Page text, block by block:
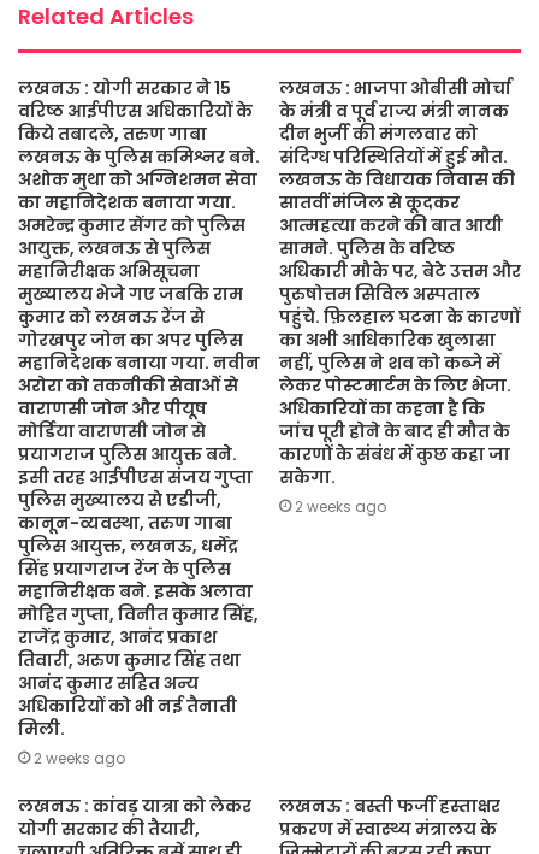
Related Articles
लखनऊ : योगी सरकार ने 15
वरिष्ठ आईपीएस अधिकारियों के
किये तबादले, तरुण गाबा
लखनऊ के पुलिस कमिश्नर बने.
अशोक मुथा को अग्निशमन सेवा
का महानिदेशक बनाया गया.
अमरेन्द्र कुमार सेंगर को पुलिस
आयुक्त, लखनऊ से पुलिस
महानिरीक्षक अभिसूचना
मुख्यालय भेजे गए जबकि राम
कुमार को लखनऊ रेंज से
गोरखपुर जोन का अपर पुलिस
महानिदेशक बनाया गया. नवीन
अरोरा को तकनीकी सेवाओं से
वाराणसी जोन और पीयूष
मोर्डिया वाराणसी जोन से
प्रयागराज पुलिस आयुक्त बने.
इसी तरह आईपीएस संजय गुप्ता
पुलिस मुख्यालय से एडीजी,
कानून-व्यवस्था, तरुण गाबा
पुलिस आयुक्त, लखनऊ, धर्मेंद्र
सिंह प्रयागराज रेंज के पुलिस
महानिरीक्षक बने. इसके अलावा
मोहित गुप्ता, विनीत कुमार सिंह,
राजेंद्र कुमार, आनंद प्रकाश
तिवारी, अरुण कुमार सिंह तथा
आनंद कुमार सहित अन्य
अधिकारियों को भी नई तैनाती
मिली.
2 weeks ago
लखनऊ : भाजपा ओबीसी मोर्चा
के मंत्री व पूर्व राज्य मंत्री नानक
दीन भुर्जी की मंगलवार को
संदिग्ध परिस्थितियों में हुई मौत.
लखनऊ के विधायक निवास की
सातवीं मंजिल से कूदकर
आत्महत्या करने की बात आयी
सामने. पुलिस के वरिष्ठ
अधिकारी मौके पर, बेटे उत्तम और
पुरुषोत्तम सिविल अस्पताल
पहुंचे. फ़िलहाल घटना के कारणों
का अभी आधिकारिक खुलासा
नहीं, पुलिस ने शव को कब्जे में
लेकर पोस्टमार्टम के लिए भेजा.
अधिकारियों का कहना है कि
जांच पूरी होने के बाद ही मौत के
कारणों के संबंध में कुछ कहा जा
सकेगा.
2 weeks ago
लखनऊ : कांवड़ यात्रा को लेकर
योगी सरकार की तैयारी,
लखनऊ : बस्ती फर्जी हस्ताक्षर
प्रकरण में स्वास्थ्य मंत्रालय के